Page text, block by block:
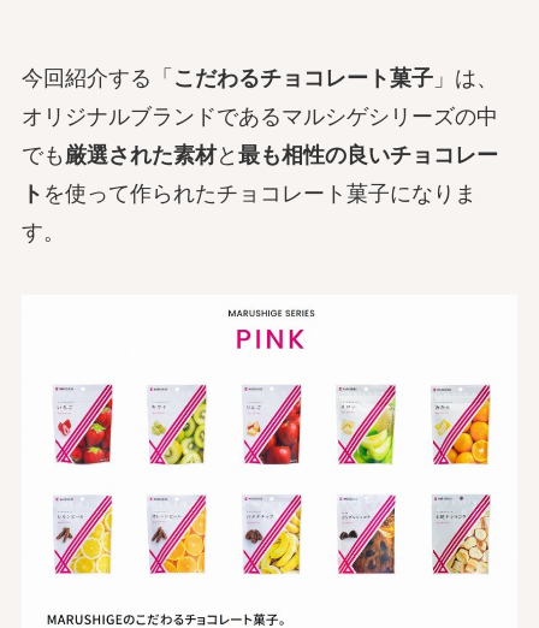
今回紹介する「 こだわるチョコレート菓子」は、
オリジナルブランドであるマルシゲシリーズの中
でも 厳選された素材と 最も相性の良いチョコレー
ト を使って作られたチョコレート菓子になりま
す。